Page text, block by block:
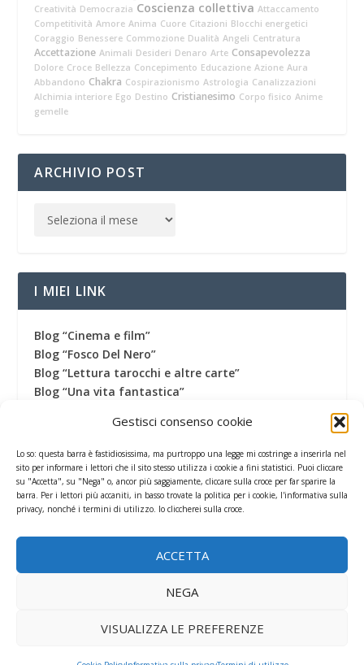
Gestisci consenso cookie
Lo so: questa barra è fastidiosissima, ma purtroppo una legge mi costringe a inserirla nel
sito per informare i lettori che il sito stesso utilizza i cookie a fini statistici. Puoi cliccare
su "Accetta", su "Nega" o, ancor più saggiamente, cliccare sulla croce per far sparire la
barra. Per i lettori più accaniti, in basso trovate la politica per i cookie, l'informativa sulla
privacy, nonché i termini di utilizzo. Io cliccherei sulla croce.
ACCETTA
NEGA
VISUALIZZA LE PREFERENZE
Creatività Democrazia Coscienza collettiva Attaccamento
Competitività Amore Anima Cuore Citazioni Blocchi energetici
Coraggio Benessere Commozione Dualità Angeli Centratura
Accettazione Animali Desideri Denaro Arte Consapevolezza
Dolore Croce Bellezza Concepimento Educazione Azione Aura
Abbandono Chakra Cospirazionismo Astrologia Canalizzazioni
Alchimia interiore Ego Destino Cristianesimo Corpo fisico Anime
gemelle
ARCHIVIO POST
I MIEI LINK
Blog “Cinema e film”
Blog “Fosco Del Nero”
Blog “Lettura tarocchi e altre carte”
Blog “Una vita fantastica”
Canale Telegram
Gruppo Facebook
Pagina Facebook
Profilo Twitter
Termini di utilizzo